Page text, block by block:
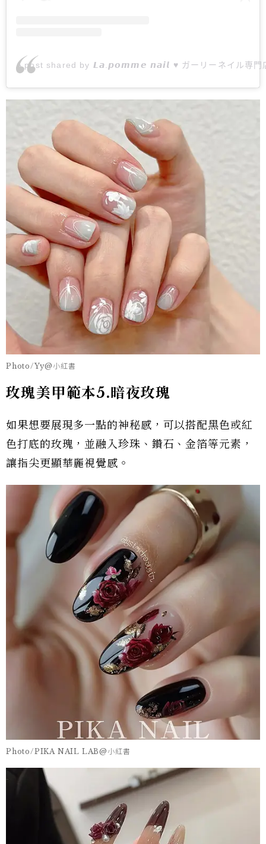
A post shared by 𝙇𝙖.𝙥𝙤𝙢𝙢𝙚 𝙣𝙖𝙞𝙡 ♥︎ ガーリーネイル専門
Photo/Yy@小紅書
玫瑰美甲範本5.暗夜玫瑰
如果想要展現多一點的神秘感，可以搭配黑色或紅
色打底的玫瑰，並融入珍珠、鑽石、金箔等元素，
讓指尖更顯華麗視覺感。
Photo/PIKA NAIL LAB@小紅書